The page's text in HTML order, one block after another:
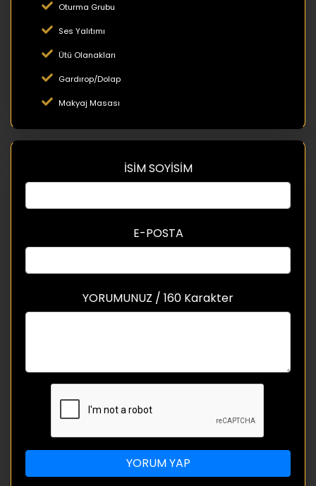
Oturma Grubu
Ses Yalıtımı
Ütü Olanakları
Gardırop/Dolap
Makyaj Masası
İSİM SOYİSİM
E-POSTA
YORUMUNUZ / 160 Karakter
YORUM YAP